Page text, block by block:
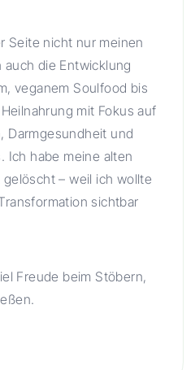
Seite nicht nur meinen
die Entwicklung
veganem Soulfood bis
mit Fokus auf
Darmgesundheit und
Ich habe meine alten
– weil ich wollte
sichtbar
Freude beim Stöbern,